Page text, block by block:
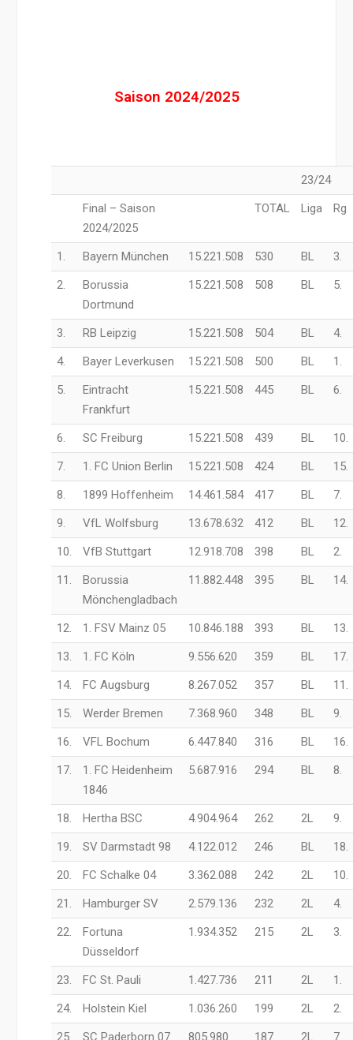
Saison 2024/2025
23/24
Final – Saison
2024/2025
TOTAL Liga Rg
1. Bayern München 15.221.508 530 BL
3.
2.
Borussia
Dortmund
15.221.508 508 BL 5.
3. RB Leipzig 15.221.508 504 BL
4.
4.
Bayer Leverkusen 15.221.508 500 BL
1.
5.
Eintracht
Frankfurt
15.221.508 445 BL 6.
6. SC Freiburg 15.221.508 439 BL
10.
7.
1. FC Union Berlin 15.221.508 424 BL
15.
8.
1899 Hoffenheim 14.461.584 417 BL
7.
9.
VfL Wolfsburg 13.678.632 412 BL
12.
10.
VfB Stuttgart 12.918.708 398 BL
2.
11.
Borussia
Mönchengladbach
11.882.448 395 BL 14.
12. 1. FSV Mainz 05 10.846.188 393 BL
13.
13.
1. FC Köln 9.556.620 359 BL
17.
14.
FC Augsburg 8.267.052 357 BL
11.
15.
Werder Bremen 7.368.960 348 BL
9.
16.
VFL Bochum 6.447.840 316 BL
16.
17.
1. FC Heidenheim
1846
5.687.916 294 BL 8.
18. Hertha BSC 4.904.964 262 2L
9.
19.
SV Darmstadt 98 4.122.012 246 BL
18.
20.
FC Schalke 04 3.362.088 242 2L
10.
21.
Hamburger SV 2.579.136 232 2L
4.
22.
Fortuna
Düsseldorf
1.934.352 215 2L 3.
23. FC St. Pauli 1.427.736 211 2L
1.
24.
Holstein Kiel 1.036.260 199 2L
2.
25.
SC Paderborn 07 805.980 187 2L 7.